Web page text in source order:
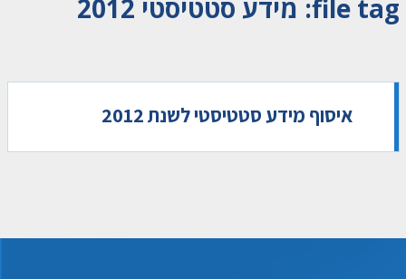
file tag: מידע סטטיסטי 2012
איסוף מידע סטטיסטי לשנת 2012